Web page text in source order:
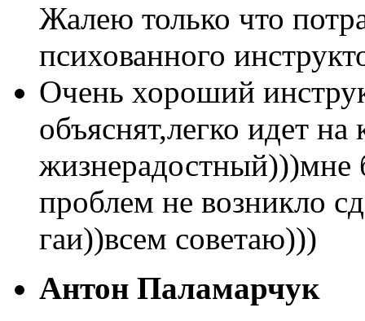
Жалею только что
психованного
Очень хороший
объяснят,легко идет на
жизнерадостный)))мне
проблем не возникло
гаи))всем советаю)))
Антон Паламарчук